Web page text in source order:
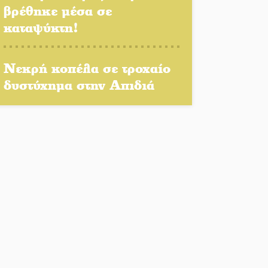
Το τελεφερίκ της
Πολιτισμός και παράδοση
βρέθηκε μέσα σε
καταψύκτη!
Νεκρή κοπέλα σε τροχαίο
δυστύχημα στην Απιδιά